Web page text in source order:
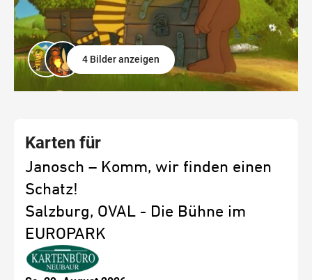
4 Bilder anzeigen
Karten für
Janosch – Komm, wir finden einen
Schatz!
Salzburg, OVAL - Die Bühne im
EUROPARK